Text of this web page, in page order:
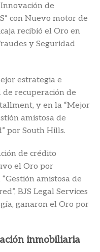
de
con Nuevo motor de
recibió el Oro en
y Seguridad
estrategia e
recuperación de
y en la “Mejor
amistosa de
por South Hills.
de crédito
el Oro por
amistosa de
BJS Legal Services
ganaron el Oro por
inmobiliaria